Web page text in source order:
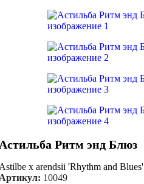
Ритм энд Блюз
x arendsii 'Rhythm and Blues'
10049